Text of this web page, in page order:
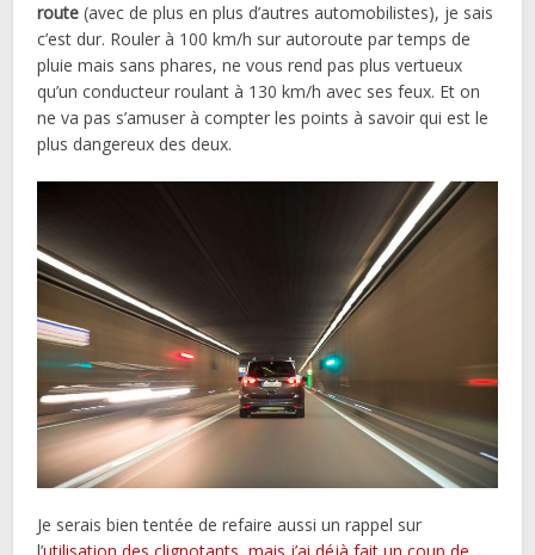
route(avec de plus en plus d’autres automobilistes), je sais
c’est dur. Rouler à 100 km/h sur autoroute par temps de
pluie mais sans phares, ne vous rend pas plus vertueux
qu’un conducteur roulant à 130 km/h avec ses feux. Et on
ne va pas s’amuser à compter les points à savoir qui est le
plus dangereux des deux.
Je serais bien tentée de refaire aussi un rappel sur